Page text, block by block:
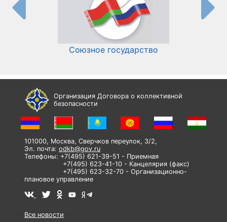
Союзное государство
Организация Договора о коллективной
безопасности
101000, Москва, Сверчков переулок, 3/2,
Эл. почта: odkb@gov.ru
Телефоны: +7(495) 621-39-51 - Приемная
+7(495) 623-41-10 - Канцелярия (факс)
+7(495) 623-32-70 - Организационно-
плановое управление
Все новости